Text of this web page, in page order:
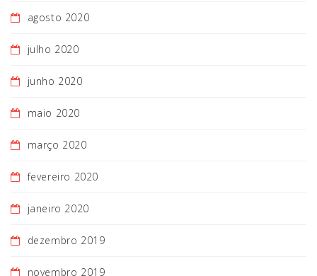
agosto 2020
julho 2020
junho 2020
maio 2020
março 2020
fevereiro 2020
janeiro 2020
dezembro 2019
novembro 2019